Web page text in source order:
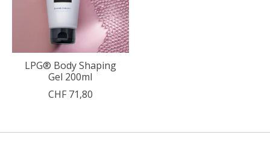
LPG® Body Shaping
Gel 200ml
CHF 71,80